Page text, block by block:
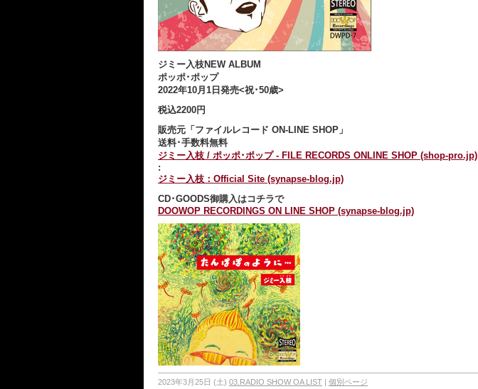
ジミー入枝NEW ALBUM
ポッポ･ポップ
2022年10月1日発売<祝･50歳>
税込2200円
販売元「ファイルレコード ON-LINE SHOP」
送料･手数料無料
ジミー入枝 / ポッポ･ポップ - FILE RECORDS ONLINE SHOP (shop-pro.jp)
:
ジミー入枝：Official Site (synapse-blog.jp)
CD･GOODS御購入はコチラで
DOOWOP RECORDINGS ON LINE SHOP (synapse-blog.jp)
2023年3月25日 (土) 03.RADIO SHOW OA LIST | 個別ページ